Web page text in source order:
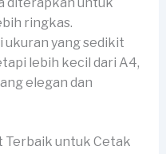
diterapkan untuk
ringkas.
ukuran yang sedikit
lebih kecil dari A4,
elegan dan
Terbaik untuk Cetak